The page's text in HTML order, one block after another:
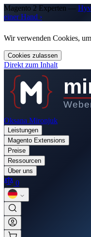
Magento 2 Experten —
einer Hand ›
Wir verwenden Cookies,
Cookies zulassen
Direkt zum Inhalt
Oksana Mironjuk
Leistungen
Magento Extensions
Preise
Ressourcen
Über uns
0